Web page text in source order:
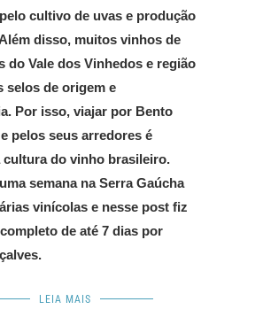
cultivo de uvas e produção
disso, muitos vinhos de
do Vale dos Vinhedos e região
selos de origem e
Por isso, viajar por Bento
pelos seus arredores é
cultura do vinho brasileiro.
semana na Serra Gaúcha
vinícolas e nesse post fiz
de até 7 dias por
LEIA MAIS